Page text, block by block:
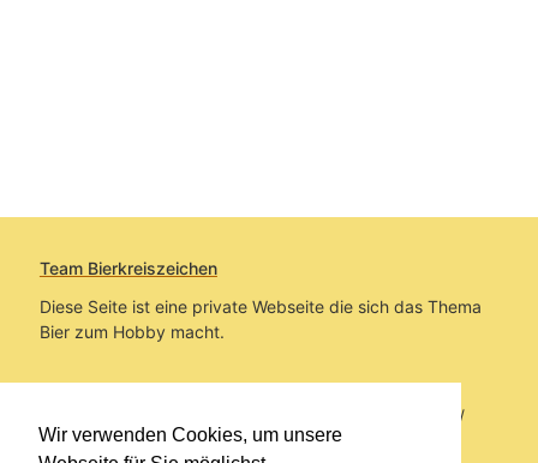
Wir verwenden Cookies, um unsere
Team Bierkreiszeichen
Diese Seite ist eine private Webseite die sich das Thema
Bier zum Hobby macht.
Sie befinden sich auf https://www.bierkreiszeichen.at/
im Pfad:Bierkreiszeichen/Gesammelte Biere